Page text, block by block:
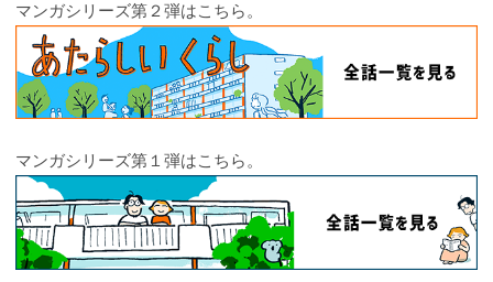
マンガシリーズ第２弾はこちら。
マンガシリーズ第１弾はこちら。